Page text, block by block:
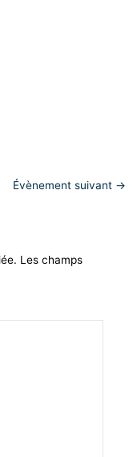
Évènement suivant →
Les champs